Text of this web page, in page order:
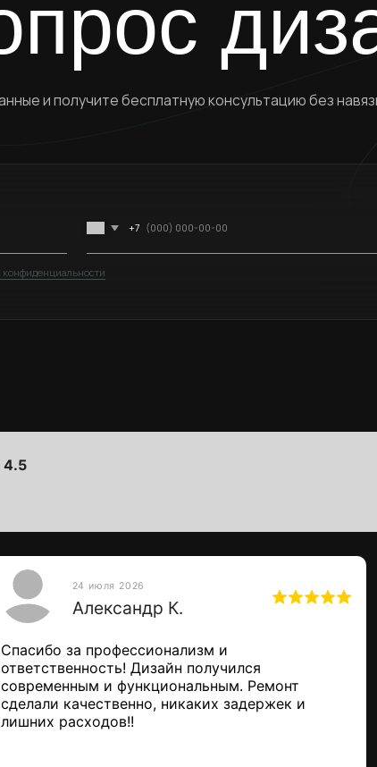
4.5
24 июля 2026
Александр К.
Спасибо за профессионализм и
ответственность! Дизайн получился
современным и функциональным. Ремонт
сделали качественно, никаких задержек и
лишних расходов!!
для вас способом: от
до приезда в наш офис и